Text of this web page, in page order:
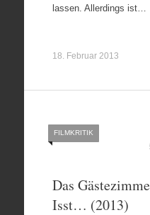
lassen. Allerdings ist…
18. Februar 2013
FILMKRITIK
Das
Isst… (2013)